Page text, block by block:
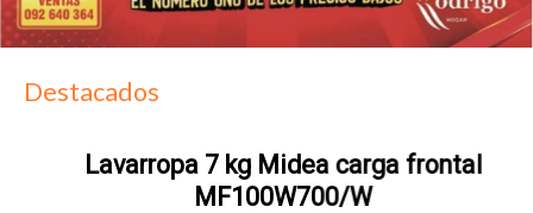
Destacados
Lavarropa 7 kg Midea carga frontal
MF100W700/W